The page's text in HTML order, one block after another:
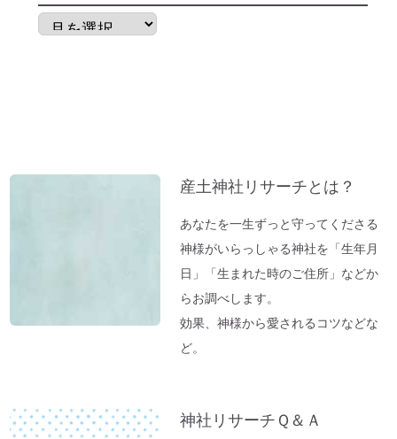
子育てママの救世主！『怒らなくても』～
ポイントを押さえればOK！
「ガイアの法則」より
【オルゴール療法：症例】ギックリ腰＆1週
間～10日続いていた便秘が解消→毎日お通
「バカ言ってる♪」水谷千重子ショーに行
東経１３５度「ガイアの法則」～ご神気た
っぷりの「いそべ神社」
夏のニオイ解決法「生ごみ臭」
ブ
産土神社リサーチとは？
あなたを一生ずっと守ってくださる
神様がいらっしゃる神社を「生年月
日」「生まれた時のご住所」などか
らお調べします。
効果、神様から愛されるコツなどな
ど。
神社リサーチＱ＆Ａ